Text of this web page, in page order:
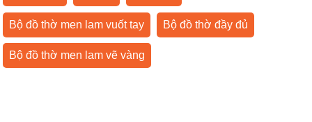
Bộ đồ thờ men lam vuốt tay Bộ đồ thờ đầy đủ
Bộ đồ thờ men lam vẽ vàng